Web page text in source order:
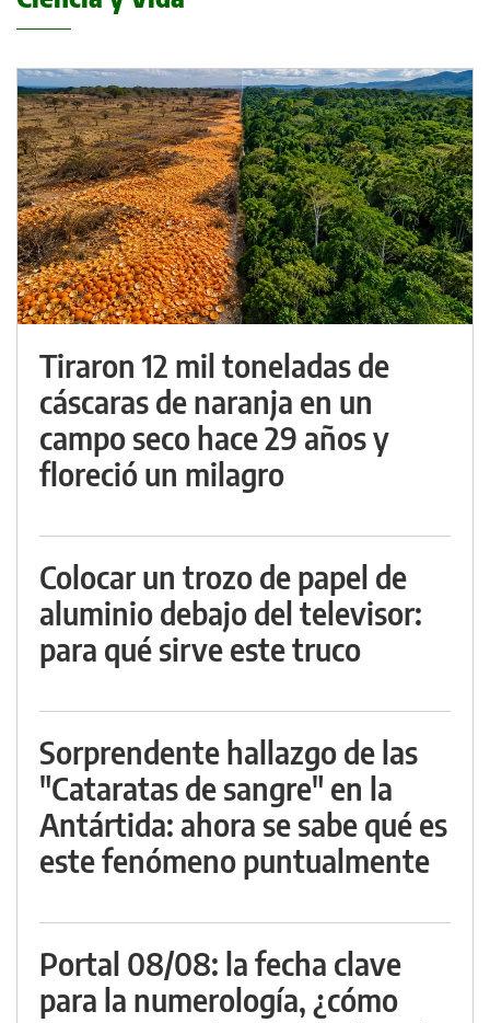
Tiraron 12 mil toneladas de
cáscaras de naranja en un
campo seco hace 29 años y
floreció un milagro
Colocar un trozo de papel de
aluminio debajo del televisor:
para qué sirve este truco
Sorprendente hallazgo de las
"Cataratas de sangre" en la
Antártida: ahora se sabe qué es
este fenómeno puntualmente
Portal 08/08: la fecha clave
para la numerología, ¿cómo